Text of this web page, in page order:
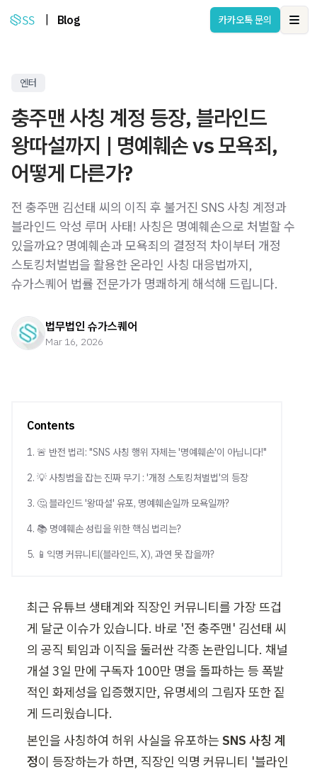
Blog 카카오톡 문의
엔터
충주맨 사칭 계정 등장, 블라인드
왕따설까지 | 명예훼손 vs 모욕죄,
어떻게 다른가?
전 충주맨 김선태 씨의 이직 후 불거진 SNS 사칭 계정과
블라인드 악성 루머 사태! 사칭은 명예훼손으로 처벌할 수
있을까요? 명예훼손과 모욕죄의 결정적 차이부터 개정
스토킹처벌법을 활용한 온라인 사칭 대응법까지,
슈가스퀘어 법률 전문가가 명쾌하게 해석해 드립니다.
법무법인 슈가스퀘어
Mar 16, 2026
Contents
1. 🚨 반전 법리: "SNS 사칭 행위 자체는 '명예훼손'이 아닙니다!"
2. 💡 사칭범을 잡는 진짜 무기 : '개정 스토킹처벌법'의 등장
3. 🤔 블라인드 '왕따설' 유포, 명예훼손일까 모욕일까?
4. 📚 명예훼손 성립을 위한 핵심 법리는?
5. 📱익명 커뮤니티(블라인드, X), 과연 못 잡을까?
최근 유튜브 생태계와 직장인 커뮤니티를 가장 뜨겁
게 달군 이슈가 있습니다. 바로 '전 충주맨' 김선태 씨
의 공직 퇴임과 이직을 둘러싼 각종 논란입니다. 채널
개설 3일 만에 구독자 100만 명을 돌파하는 등 폭발
적인 화제성을 입증했지만, 유명세의 그림자 또한 짙
게 드리웠습니다.
본인을 사칭하여 허위 사실을 유포하는 SNS 사칭 계
정이 등장하는가 하면, 직장인 익명 커뮤니티 '블라인